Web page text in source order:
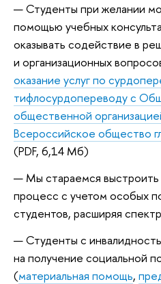
Студенты при желании
помощью учебных
оказывать содействие в
и организационных
оказание услуг по
тифлосурдопереводу с
общественной
Всероссийское общество
(PDF, 6,14 Мб)
Мы стараемся
процесс с учетом особых
студентов, расширяя
Студенты с
на получение социальной
(материальная помощь,